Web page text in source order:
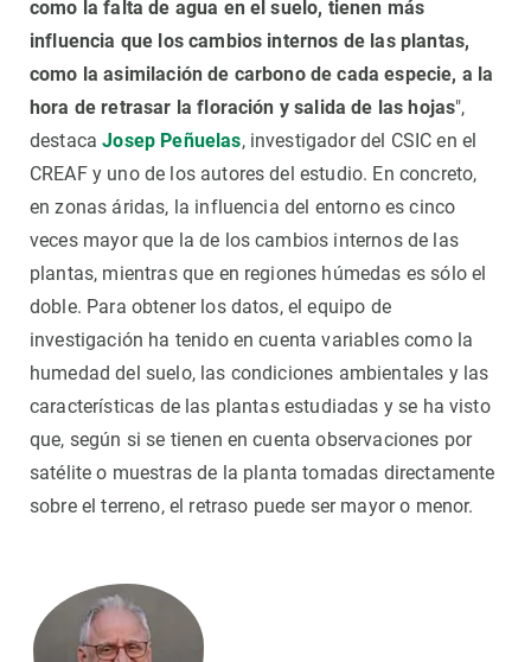
como la falta de agua en el suelo, tienen más
influencia que los cambios internos de las plantas,
como la asimilación de carbono de cada especie, a la
hora de retrasar la floración y salida de las hojas",
destacaJosep Peñuelas, investigador del CSIC en el
CREAF y uno de los autores del estudio. En concreto,
en zonas áridas, la influencia del entorno es cinco
veces mayor que la de los cambios internos de las
plantas, mientras que en regiones húmedas es sólo el
doble. Para obtener los datos, el equipo de
investigación ha tenido en cuenta variables como la
humedad del suelo, las condiciones ambientales y las
características de las plantas estudiadas y se ha visto
que, según si se tienen en cuenta observaciones por
satélite o muestras de la planta tomadas directamente
sobre el terreno, el retraso puede ser mayor o menor.